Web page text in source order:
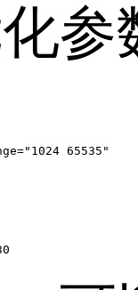
参
65535"